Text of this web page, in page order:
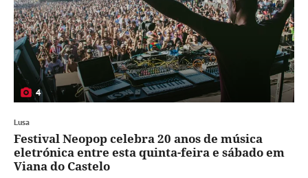
4
Lusa
Festival Neopop celebra 20 anos de música
eletrónica entre esta quinta-feira e sábado em
Viana do Castelo